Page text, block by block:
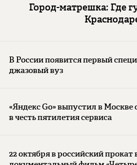
Город-матрешка: Где
В России появится первый
джазовый вуз
«Яндекс Go» выпустил в Москве
в честь пятилетия сервиса
22 октября в российский прокат